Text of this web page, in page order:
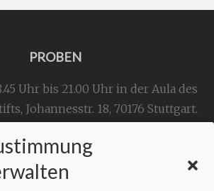
PROBEN
Uhr bis 21.00 Uhr in der Aula des
Johannesstr. 18, 70176 Stuttgart.
KONTAKT
Geschäftsstelle: